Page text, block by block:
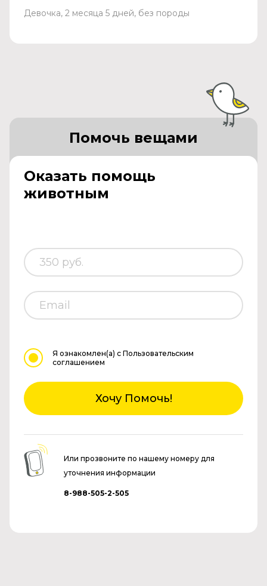
Девочка, 2 месяца 5 дней, без породы
Оказать помощь
животным
Помочь вещами
Я ознакомлен(а) с Пользовательским
соглашением
Хочу Помочь!
Или прозвоните по нашему номеру для
уточнения информации
8-988-505-2-505